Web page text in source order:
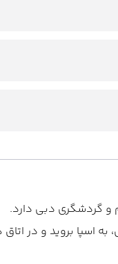
و گردشگری دبی دارد.
اسپا بروید و در